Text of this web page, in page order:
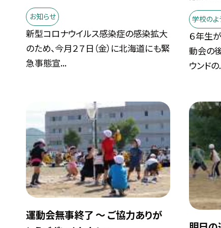
お知らせ
新型コロナウイルス感染症の感染拡大
のため、今月２７日（金）に北海道にも緊
急事態宣...
学校のよ
６年生
動会の
ウンド
運動会無事終了 〜 ご協力ありが